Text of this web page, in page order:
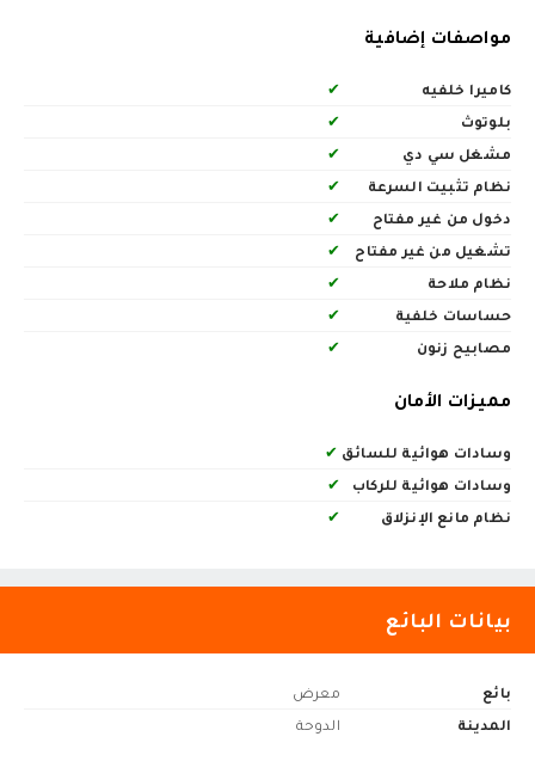
مواصفات إضافية
كاميرا خلفيه
✔
بلوتوث
✔
مشغل سي دي
✔
نظام تثبيت السرعة
✔
دخول من غير مفتاح
✔
تشغيل من غير مفتاح
✔
نظام ملاحة
✔
حساسات خلفية
✔
مصابيح زنون
✔
مميزات الأمان
وسادات هوائية للسائق ✔
وسادات هوائية للركاب
✔
نظام مانع الإنزلاق
✔
بيانات البائع
بائع
معرض
المدينة
الدوحة